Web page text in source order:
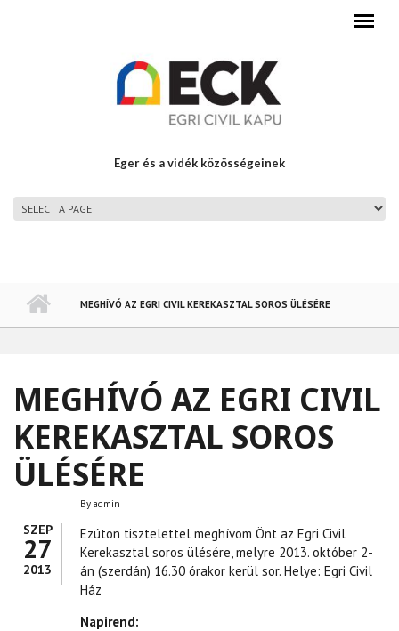
Eger és a vidék közösségeinek
MEGHÍVÓ AZ EGRI CIVIL KEREKASZTAL SOROS ÜLÉSÉRE
MEGHÍVÓ AZ EGRI CIVIL
KEREKASZTAL SOROS
ÜLÉSÉRE
SZEP
27
2013
By admin
Ezúton tisztelettel meghívom Önt az Egri Civil
Kerekasztal soros ülésére, melyre 2013. október 2-
án (szerdán) 16.30 órakor kerül sor. Helye: Egri Civil
Ház
Napirend: